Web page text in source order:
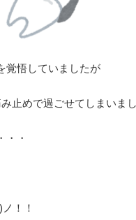
覚悟していましたが
止めで過ごせてしまいま
・・
) ノ！！